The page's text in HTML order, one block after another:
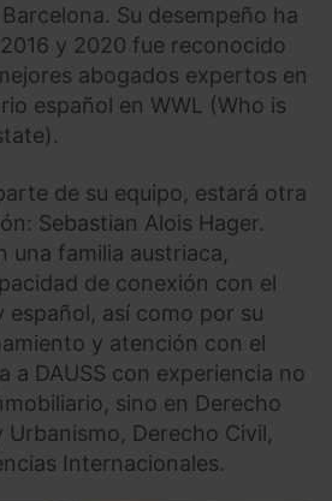
Su desempeño ha
y 2020 fue reconocido
abogados expertos en
español en WWL (Who is
de su equipo, estará otra
Sebastian Alois Hager.
una familia austriaca,
de conexión con el
español, así como por su
y atención con el
a DAUSS con experiencia no
sino en Derecho
Derecho Civil,
Internacionales.